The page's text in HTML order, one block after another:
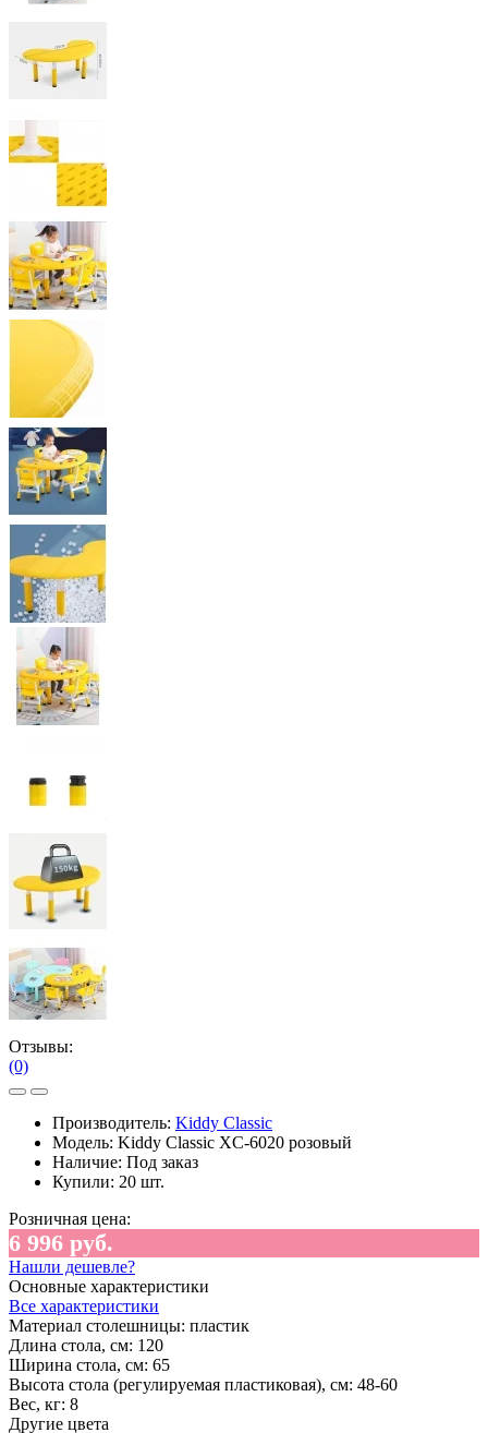
Отзывы:
(0)
Производитель: Kiddy Classic
Модель: Kiddy Classic XC-6020 розовый
Наличие: Под заказ
Купили: 20 шт.
Розничная цена:
6 996 руб.
Нашли дешевле?
Основные характеристики
Все характеристики
Материал столешницы: пластик
Длина стола, см: 120
Ширина стола, см: 65
Высота стола (регулируемая пластиковая), см: 48-60
Вес, кг: 8
Другие цвета